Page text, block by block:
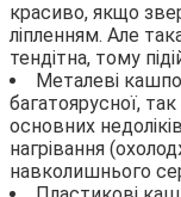
красиво, якщо
ліпленням. Але
тендітна, тому
Металеві
багатоярусної,
основних
нагрівання
навколишнього